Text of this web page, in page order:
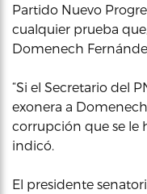
Partido Nuevo
cualquier prueba
Domenech
“Si el Secretario del
exonera a
corrupción que se le
indicó.
El presidente